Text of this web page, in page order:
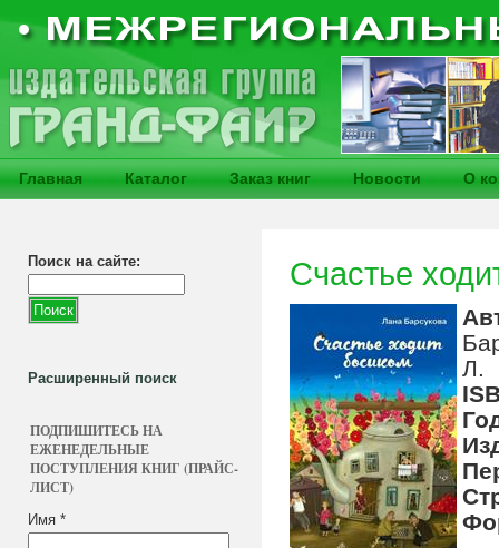
Главная Каталог Заказ книг Новости О
Поиск на сайте:
Расширенный поиск
ПОДПИШИТЕСЬ НА
ЕЖЕНЕДЕЛЬНЫЕ
ПОСТУПЛЕНИЯ КНИГ (ПРАЙС-
ЛИСТ)
Имя *
Счастье
Л.